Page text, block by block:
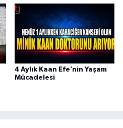
4 Aylık Kaan Efe’nin Yaşam
Mücadelesi